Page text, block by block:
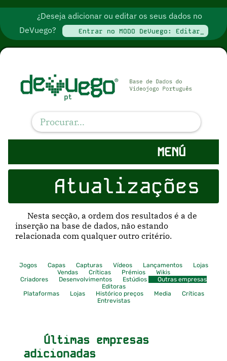
¿Deseja adicionar ou editar os seus dados no
DeVuego?
Entrar no MODO DeVuego: Editar_
MENÚ
Atualizações
Nesta secção, a ordem dos resultados é a de
inserção na base de dados, não estando
relacionada com qualquer outro critério.
Jogos Capas Capturas Vídeos Lançamentos
Lojas
Vendas
Críticas Prémios
Wikis
Criadores
Desenvolvimentos Estúdios
Outras empresas
Editoras
Plataformas
Lojas Histórico preços Media
Críticas
Entrevistas
Últimas empresas
adicionadas